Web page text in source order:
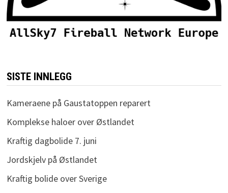
SISTE INNLEGG
Kameraene på Gaustatoppen reparert
Komplekse haloer over Østlandet
Kraftig dagbolide 7. juni
Jordskjelv på Østlandet
Kraftig bolide over Sverige